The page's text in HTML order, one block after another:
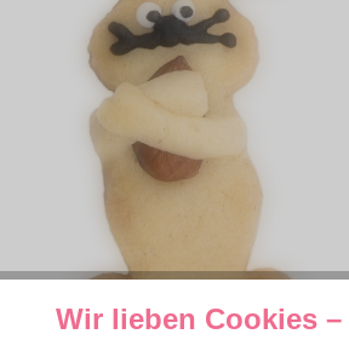
Wir lieben Cookies